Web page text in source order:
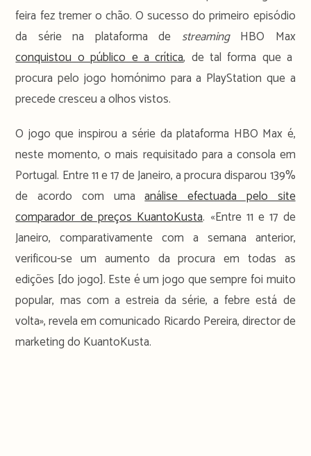
feira fez tremer o chão. O sucesso do primeiro episódio
da série na plataforma de streamingHBO Max
conquistou o público e a crítica, de tal forma que a
procura pelo jogo homónimo para a PlayStation que a
precede cresceu a olhos vistos.
O jogo que inspirou a série da plataforma HBO Max é,
neste momento, o mais requisitado para a consola em
Portugal. Entre 11 e 17 de Janeiro, a procura disparou 139%
de acordo com umaanálise efectuada pelo site
comparador de preços KuantoKusta. «Entre 11 e 17 de
Janeiro, comparativamente com a semana anterior,
verificou-se um aumento da procura em todas as
edições [do jogo]. Este é um jogo que sempre foi muito
popular, mas com a estreia da série, a febre está de
volta», revela em comunicado Ricardo Pereira, director de
marketing do KuantoKusta.